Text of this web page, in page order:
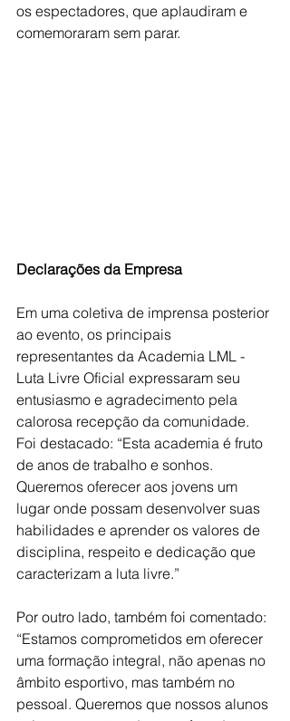
os espectadores, que aplaudiram e
comemoraram sem parar.
Declarações da Empresa
Em uma coletiva de imprensa posterior
ao evento, os principais
representantes da Academia LML -
Luta Livre Oficial expressaram seu
entusiasmo e agradecimento pela
calorosa recepção da comunidade.
Foi destacado: “Esta academia é fruto
de anos de trabalho e sonhos.
Queremos oferecer aos jovens um
lugar onde possam desenvolver suas
habilidades e aprender os valores de
disciplina, respeito e dedicação que
caracterizam a luta livre.”
Por outro lado, também foi comentado:
“Estamos comprometidos em oferecer
uma formação integral, não apenas no
âmbito esportivo, mas também no
pessoal. Queremos que nossos alunos